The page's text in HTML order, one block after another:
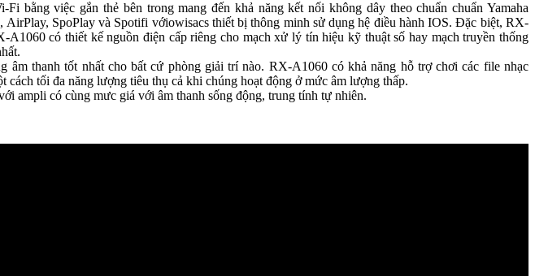
bằng việc gắn thẻ bên trong mang đến khả năng kết nối không dây theo chuẩn chuẩn Yamaha
SpoPlay và Spotifi vớiowisacs thiết bị thông minh sử dụng hệ điều hành IOS. Đặc biệt, RX-
có thiết kế nguồn điện cấp riêng cho mạch xử lý tín hiệu kỹ thuật số hay mạch truyền thống
thanh tốt nhất cho bất cứ phòng giải trí nào. RX-A1060 có khả năng hỗ trợ chơi các file nhạc
tối đa năng lượng tiêu thụ cả khi chúng hoạt động ở mức âm lượng thấp.
ampli có cùng mưc giá với âm thanh sống động, trung tính tự nhiên.